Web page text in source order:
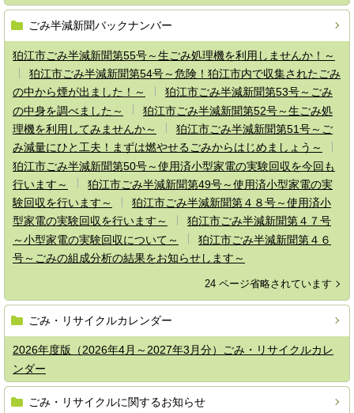
ごみ半減新聞バックナンバー
狛江市ごみ半減新聞第55号～生ごみ処理機を利用しませんか！～
狛江市ごみ半減新聞第54号～危険！狛江市内で収集されたごみ
の中から煙が出ました！～
狛江市ごみ半減新聞第53号～ごみ
の中身を調べました～
狛江市ごみ半減新聞第52号～生ごみ処
理機を利用してみませんか～
狛江市ごみ半減新聞第51号～ご
み減量にひと工夫！まずは燃やせるごみからはじめましょう～
狛江市ごみ半減新聞第50号～使用済小型家電の実験回収を今回も
行います～
狛江市ごみ半減新聞第49号～使用済小型家電の実
験回収を行います～
狛江市ごみ半減新聞第４８号～使用済小
型家電の実験回収を行います～
狛江市ごみ半減新聞第４７号
～小型家電の実験回収について～
狛江市ごみ半減新聞第４６
号～ごみの組成分析の結果をお知らせします～
24 ページ省略されています
ごみ・リサイクルカレンダー
2026年度版（2026年4月～2027年3月分）ごみ・リサイクルカレ
ンダー
ごみ・リサイクルに関するお知らせ